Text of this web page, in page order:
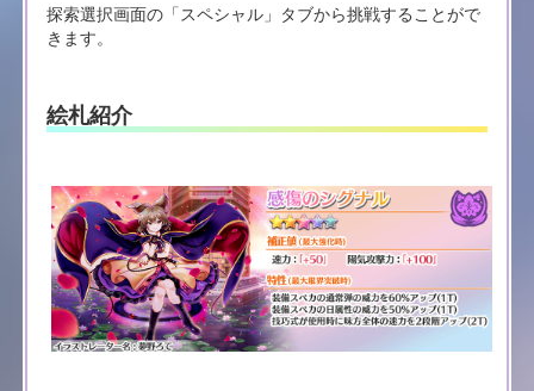
探索選択画面の「スペシャル」タブから挑戦することがで
きます。
絵札紹介